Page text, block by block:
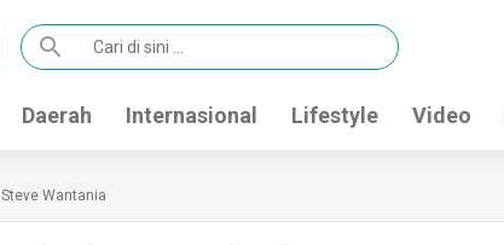
search
Daerah Internasional Lifestyle Video
Steve Wantania